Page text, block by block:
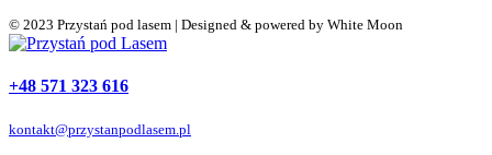
© 2023 Przystań pod lasem | Designed & powered by White Moon
+48 571 323 616
kontakt@przystanpodlasem.pl